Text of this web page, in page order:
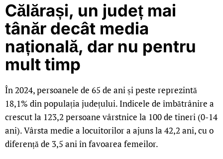
Călărași, un județ mai
tânăr decât media
națională, dar nu pentru
mult timp
În 2024, persoanele de 65 de ani și peste reprezintă
18,1% din populația județului. Indicele de îmbătrânire a
crescut la 123,2 persoane vârstnice la 100 de tineri (0-14
ani). Vârsta medie a locuitorilor a ajuns la 42,2 ani, cu o
diferență de 3,5 ani în favoarea femeilor.